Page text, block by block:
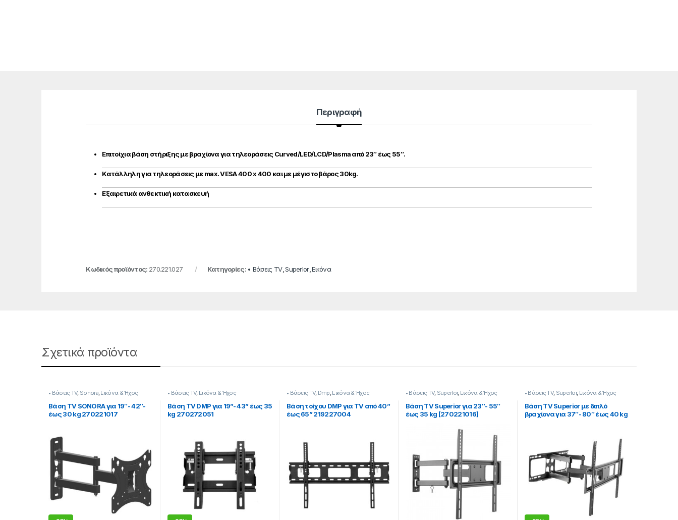
Περιγραφή
Επιτοίχια βάση στήριξης με βραχίονα για τηλεοράσεις Curved/LED/LCD/Plasma από 23″ έως 55″.
Κατάλληλη για τηλεοράσεις με max. VESA 400 x 400 και με μέγιστο βάρος 30kg.
Εξαιρετικά ανθεκτική κατασκευή
Κωδικός προϊόντος: 270.221.027 Κατηγορίες: • Βάσεις TV,SuperIor,Εικόνα
Σχετικά προϊόντα
• Βάσεις TV, Sonora, Εικόνα & Ήχος
Βάση TV SONORA για 19″- 42″-
έως 30 kg 270221017
• Βάσεις TV, Εικόνα & Ήχος
Βάση TV DMP για 19”- 43” έως 35
kg 270272051
• Βάσεις TV, Dmp Εικόνα & Ήχος
Βάση τοίχου DMP για TV από 40”
έως 65” 219227004
• Βάσεις TV, SuperIor, Εικόνα & Ήχος
Βάση TV Superior για 23″- 55″
έως 35 kg [270221016]
• Βάσεις TV, SuperIor, Εικόνα & Ήχος
Βάση TV Superior με διπλό
βραχίονα για 37″- 80″ έως 40 kg